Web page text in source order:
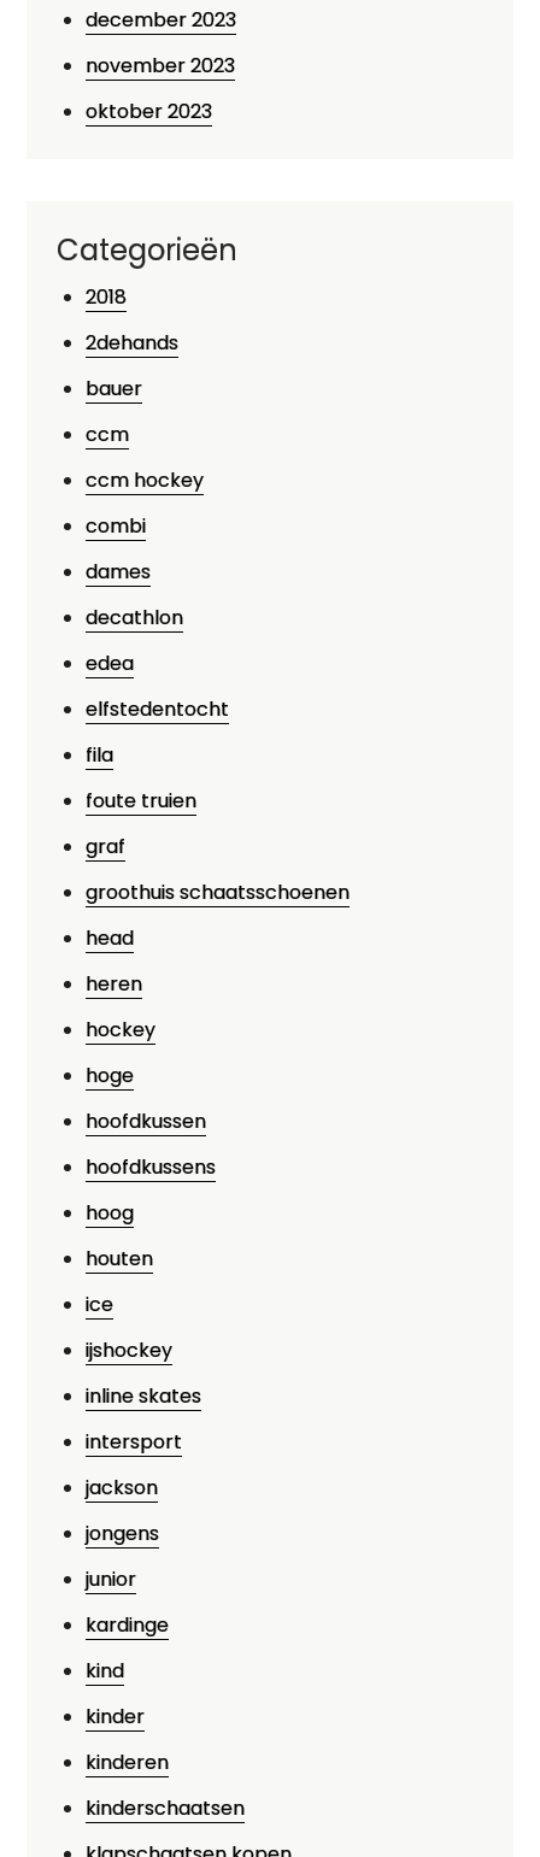
december 2023
november 2023
oktober 2023
Categorieën
2018
2dehands
bauer
ccm
ccm hockey
combi
dames
decathlon
edea
elfstedentocht
fila
foute truien
graf
groothuis schaatsschoenen
head
heren
hockey
hoge
hoofdkussen
hoofdkussens
hoog
houten
ice
ijshockey
inline skates
intersport
jackson
jongens
junior
kardinge
kind
kinder
kinderen
kinderschaatsen